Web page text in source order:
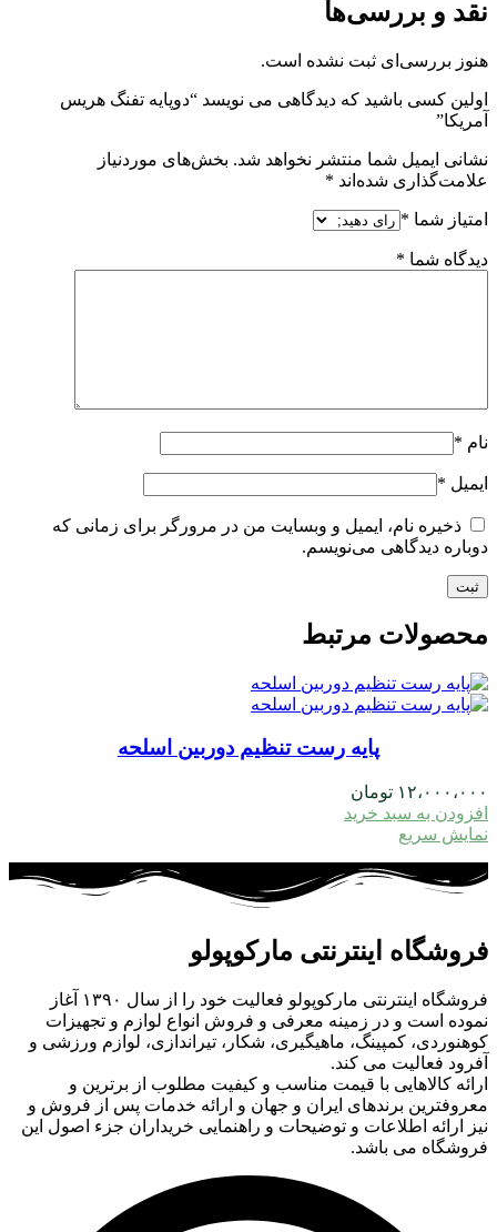
نقد و بررسی‌ها
هنوز بررسی‌ای ثبت نشده است.
اولین کسی باشید که دیدگاهی می نویسد “دوپایه تفنگ هریس
آمریکا”
نشانی ایمیل شما منتشر نخواهد شد. بخش‌های موردنیاز
علامت‌گذاری شده‌اند *
امتیاز شما *
دیدگاه شما *
نام *
ایمیل *
ذخیره نام، ایمیل و وبسایت من در مرورگر برای زمانی که
دوباره دیدگاهی می‌نویسم.
محصولات مرتبط
پایه رست تنظیم دوربین اسلحه
۱۲،۰۰۰،۰۰۰ تومان
افزودن به سبد خرید
نمایش سریع
فروشگاه اینترنتی مارکوپولو
فروشگاه اینترنتی مارکوپولو فعالیت خود را از سال ۱۳۹۰ آغاز
نموده است و در زمینه معرفی و فروش انواع لوازم و تجهیزات
کوهنوردی، کمپینگ، ماهیگیری، شکار، تیراندازی، لوازم ورزشی و
آفرود فعالیت می کند.
ارائه کالاهایی با قیمت مناسب و کیفیت مطلوب از برترین و
معروفترین برندهای ایران و جهان و ارائه خدمات پس از فروش و
نیز ارائه اطلاعات و توضیحات و راهنمایی خریداران جزء اصول این
فروشگاه می باشد.